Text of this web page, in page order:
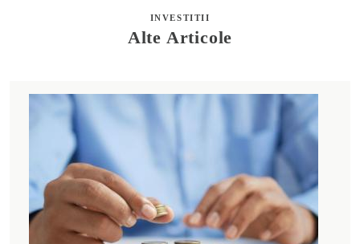
INVESTITII
Alte Articole